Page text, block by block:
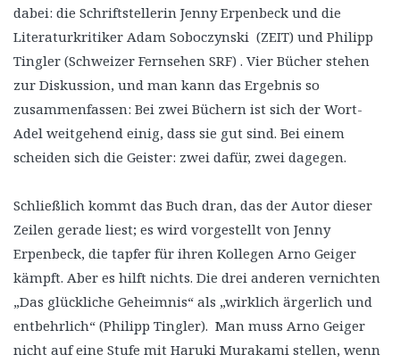
dabei: die Schriftstellerin Jenny Erpenbeck und die
Literaturkritiker Adam Soboczynski (ZEIT) und Philipp
Tingler (Schweizer Fernsehen SRF) . Vier Bücher stehen
zur Diskussion, und man kann das Ergebnis so
zusammenfassen: Bei zwei Büchern ist sich der Wort-
Adel weitgehend einig, dass sie gut sind. Bei einem
scheiden sich die Geister: zwei dafür, zwei dagegen.
Schließlich kommt das Buch dran, das der Autor dieser
Zeilen gerade liest; es wird vorgestellt von Jenny
Erpenbeck, die tapfer für ihren Kollegen Arno Geiger
kämpft. Aber es hilft nichts. Die drei anderen vernichten
„Das glückliche Geheimnis“ als „wirklich ärgerlich und
entbehrlich“ (Philipp Tingler). Man muss Arno Geiger
nicht auf eine Stufe mit Haruki Murakami stellen, wenn